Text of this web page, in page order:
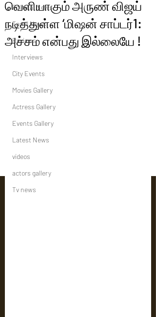
Political News
Tamil News
Reviews
Interviews
City Events
Movies Gallery
Actress Gallery
Events Gallery
Latest News
videos
actors gallery
Tv news
வெளியாகும் அருண் விஜய்
நடித்துள்ள ‘மிஷன் சாப்டர்1:
அச்சம் என்பது இல்லையே !